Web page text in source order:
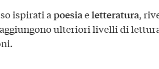
ispirati apoesiaeletteratura,
ulteriori livelli di